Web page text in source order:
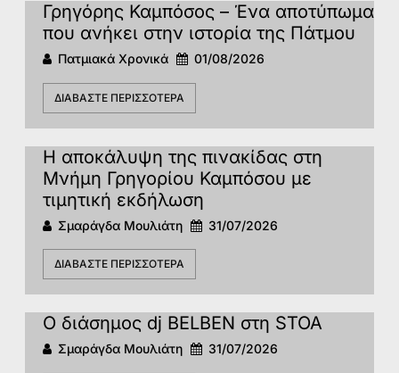
Γρηγόρης Καμπόσος – Ένα αποτύπωμα
που ανήκει στην ιστορία της Πάτμoυ
Πατμιακά Χρονικά 01/08/2026
ΔΙΑΒΆΣΤΕ ΠΕΡΙΣΣΌΤΕΡΑ
Η αποκάλυψη της πινακίδας στη
Μνήμη Γρηγορίου Καμπόσου με
τιμητική εκδήλωση
Σμαράγδα Μουλιάτη 31/07/2026
ΔΙΑΒΆΣΤΕ ΠΕΡΙΣΣΌΤΕΡΑ
Ο διάσημος dj BELBEN στη STOA
Σμαράγδα Μουλιάτη 31/07/2026